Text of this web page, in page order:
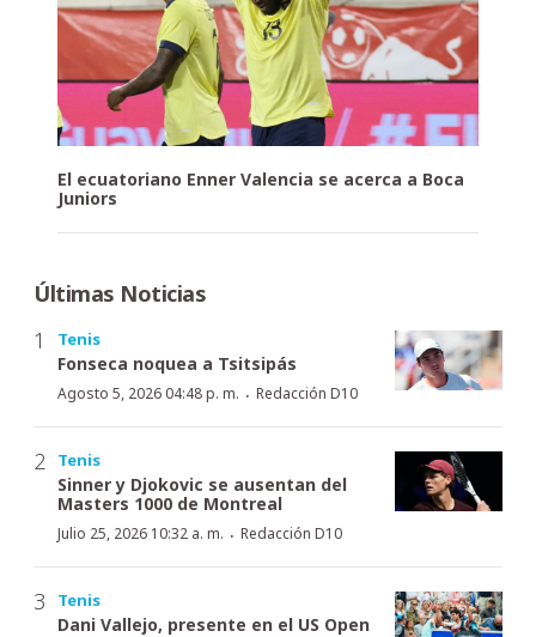
El ecuatoriano Enner Valencia se acerca a Boca
Juniors
Últimas Noticias
Tenis
Fonseca noquea a Tsitsipás
Agosto 5, 2026 04:48 p. m. · Redacción D10
Tenis
Sinner y Djokovic se ausentan del
Masters 1000 de Montreal
Julio 25, 2026 10:32 a. m. · Redacción D10
Tenis
Dani Vallejo, presente en el US Open